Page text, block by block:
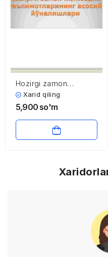
Hozirgi zamon
iqtisodiy
ta’limotlarining asosiy
Xarid qiling
5,900 so'm